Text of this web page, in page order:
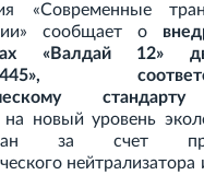
«Современные
сообщает о
«Валдай
12»
новый уровень
за счет